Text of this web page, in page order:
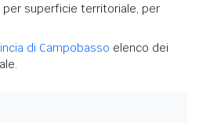
superficie territoriale, per
di Campobasso elenco dei